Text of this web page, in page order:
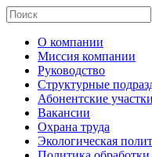
О компании
Миссия компании
Руководство
Структурные
Абонентские участки
Вакансии
Охрана труда
Экологическая